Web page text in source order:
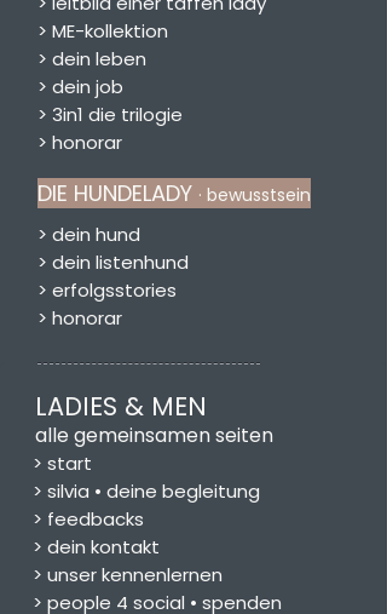
> ME-kollektion
> dein leben
> dein job
> 3in1 die trilogie
> honorar
DIE HUNDELADY · bewusstsein
> dein hund
> dein listenhund
> erfolgsstories
> honorar
LADIES & MEN
alle gemeinsamen seiten
> start
> silvia • deine begleitung
> feedbacks
> dein kontakt
> unser kennenlernen
> people 4 social • spenden